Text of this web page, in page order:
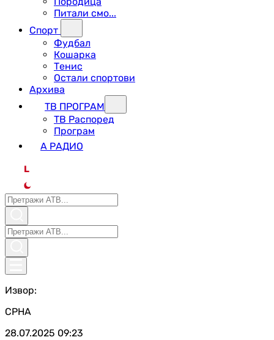
Питали смо...
Спорт
Фудбал
Кошарка
Тенис
Остали спортови
Архива
ТВ ПРОГРАМ
ТВ Распоред
Програм
А РАДИО
L
Извор:
СРНА
28.07.2025 09:23